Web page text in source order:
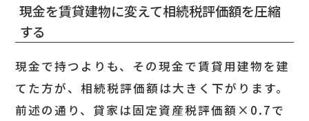
現金を賃貸建物に変えて相続税評価額を圧縮
する
現金で持つよりも、その現金で賃貸用建物を建
てた方が、相続税評価額は大きく下がります。
前述の通り、貸家は固定資産税評価額×0.7で